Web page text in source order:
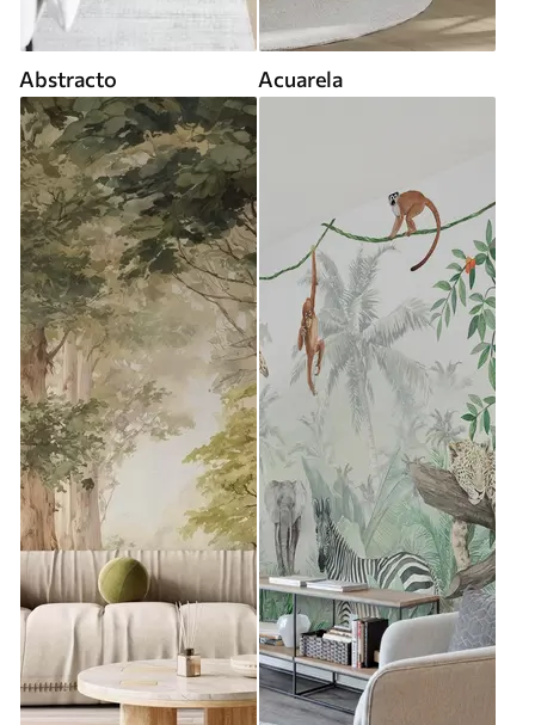
Abstracto Acuarela